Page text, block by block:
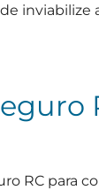
inviabilize
RC para